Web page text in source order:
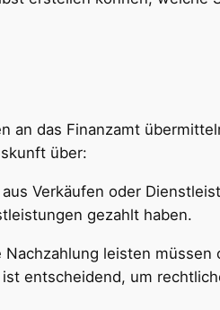
an das Finanzamt
über:
Verkäufen oder
gezahlt haben.
leisten
entscheidend, um